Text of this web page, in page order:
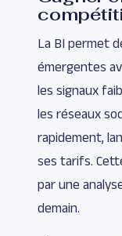
La BI permet
émergentes
les signaux
les réseaux
rapidement,
ses tarifs.
par une
demain.